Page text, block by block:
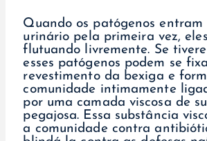
Quando os patógenos
urinário pela primeira vez,
flutuando livremente. Se
esses patógenos podem se
revestimento da bexiga e
comunidade intimamente
por uma camada viscosa de
pegajosa. Essa substância
a comunidade contra